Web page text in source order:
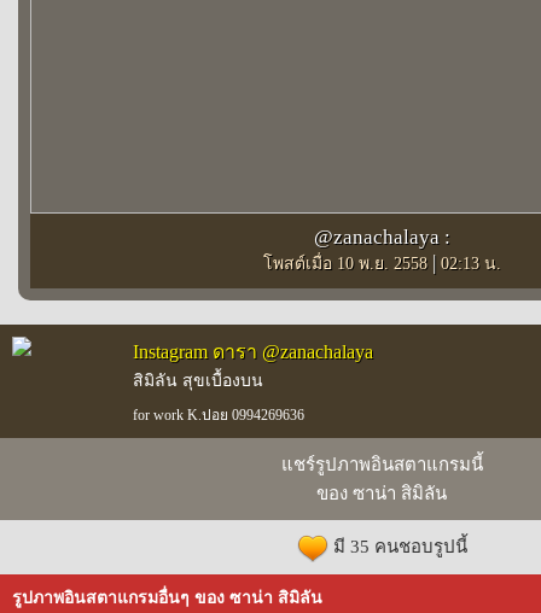
@zanachalaya :
โพสต์เมื่อ 10 พ.ย. 2558 | 02:13 น.
Instagram ดารา @zanachalaya
สิมิลัน สุขเบื้องบน
for work K.ปอย 0994269636
แชร์รูปภาพอินสตาแกรมนี้
ของ ซาน่า สิมิลัน
มี 35 คนชอบรูปนี้
รูปภาพอินสตาแกรมอื่นๆ ของ ซาน่า สิมิลัน